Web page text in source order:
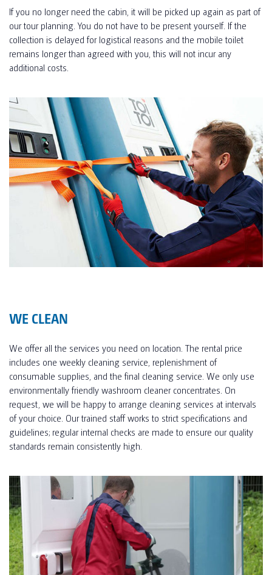
If you no longer need the cabin, it will be picked up again as part of
our tour planning. You do not have to be present yourself. If the
collection is delayed for logistical reasons and the mobile toilet
remains longer than agreed with you, this will not incur any
additional costs.
WE CLEAN
We offer all the services you need on location. The rental price
includes one weekly cleaning service, replenishment of
consumable supplies, and the final cleaning service. We only use
environmentally friendly washroom cleaner concentrates. On
request, we will be happy to arrange cleaning services at intervals
of your choice. Our trained staff works to strict specifications and
guidelines; regular internal checks are made to ensure our quality
standards remain consistently high.